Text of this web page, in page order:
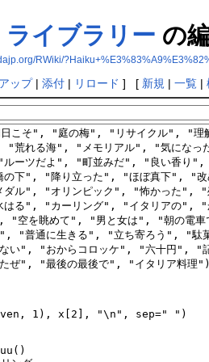
イブラリー の
RWiki/
ップ| 添付| リロード ] [ 新規 | 一覧|